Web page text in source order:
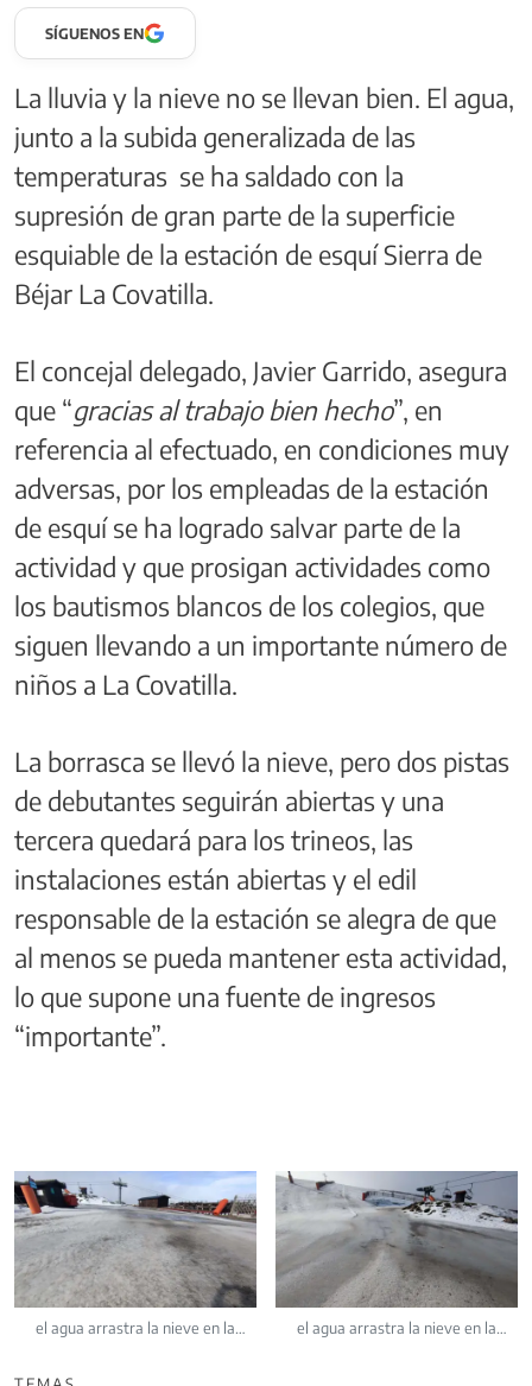
SÍGUENOS EN
La lluvia y la nieve no se llevan bien. El agua,
junto a la subida generalizada de las
temperaturas se ha saldado con la
supresión de gran parte de la superficie
esquiable de la estación de esquí Sierra de
Béjar La Covatilla.
El concejal delegado, Javier Garrido, asegura
que “gracias al trabajo bien hecho”, en
referencia al efectuado, en condiciones muy
adversas, por los empleadas de la estación
de esquí se ha logrado salvar parte de la
actividad y que prosigan actividades como
los bautismos blancos de los colegios, que
siguen llevando a un importante número de
niños a La Covatilla.
La borrasca se llevó la nieve, pero dos pistas
de debutantes seguirán abiertas y una
tercera quedará para los trineos, las
instalaciones están abiertas y el edil
responsable de la estación se alegra de que
al menos se pueda mantener esta actividad,
lo que supone una fuente de ingresos
“importante”.
el agua arrastra la nieve en la
el agua arrastra la nieve en la